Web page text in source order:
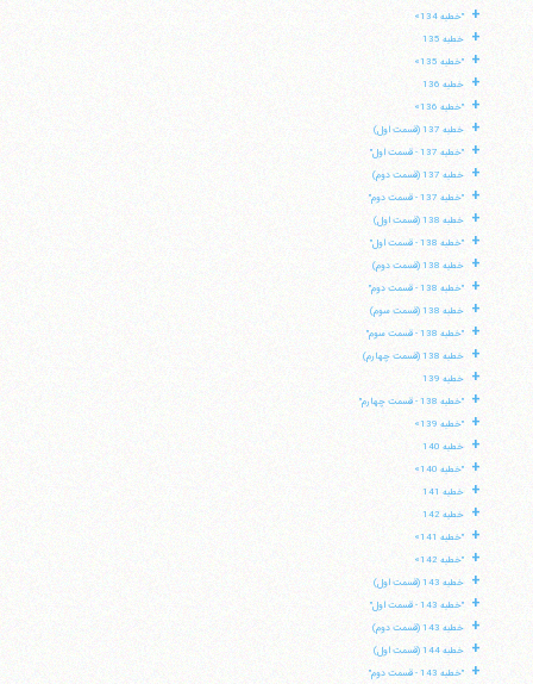
+ "خطبه 134»
+ خطبه 135
+ "خطبه 135»
+ خطبه 136
+ "خطبه 136»
+ خطبه 137 (قسمت اول)
+ "خطبه 137 - قسمت اول"
+ خطبه 137 (قسمت دوم)
+ "خطبه 137 - قسمت دوم"
+ خطبه 138 (قسمت اول)
+ "خطبه 138 - قسمت اول"
+ خطبه 138 (قسمت دوم)
+ "خطبه 138 - قسمت دوم"
+ خطبه 138 (قسمت سوم)
+ "خطبه 138 - قسمت سوم"
+ خطبه 138 (قسمت چهارم)
+ خطبه 139
+ "خطبه 138 - قسمت چهارم"
+ "خطبه 139»
+ خطبه 140
+ "خطبه 140»
+ خطبه 141
+ خطبه 142
+ "خطبه 141»
+ "خطبه 142»
+ خطبه 143 (قسمت اول)
+ "خطبه 143 - قسمت اول"
+ خطبه 143 (قسمت دوم)
+ خطبه 144 (قسمت اول)
+ "خطبه 143 - قسمت دوم"